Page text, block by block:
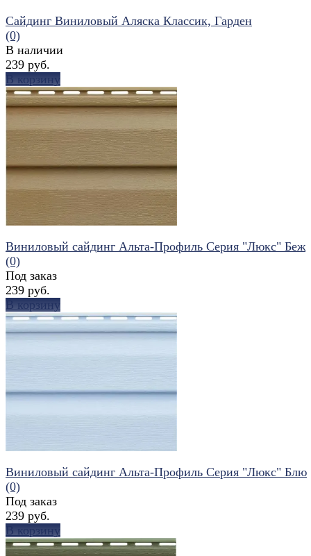
избранное сравнить
Сайдинг Виниловый Аляска Классик, Гарден
(0)
В наличии
239 руб.
В корзину
Виниловый сайдинг Альта-Профиль Серия "Люкс" Беж
(0)
Под заказ
239 руб.
В корзину
Виниловый сайдинг Альта-Профиль Серия "Люкс" Блю
(0)
Под заказ
239 руб.
В корзину